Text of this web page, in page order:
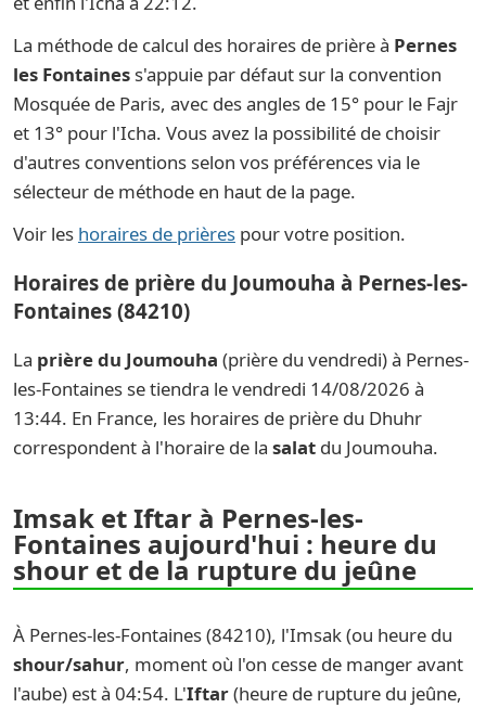
La méthode de calcul des horaires de prière à Pernes
les Fontaines s'appuie par défaut sur la convention
Mosquée de Paris, avec des angles de 15° pour le Fajr
et 13° pour l'Icha. Vous avez la possibilité de choisir
d'autres conventions selon vos préférences via le
sélecteur de méthode en haut de la page.
Voir les horaires de prières pour votre position.
Horaires de prière du Joumouha à Pernes-les-
Fontaines (84210)
La prière du Joumouha (prière du vendredi) à Pernes-
les-Fontaines se tiendra le vendredi 14/08/2026 à
13:44. En France, les horaires de prière du Dhuhr
correspondent à l'horaire de la salat du Joumouha.
Imsak et Iftar à Pernes-les-
Fontaines aujourd'hui : heure du
shour et de la rupture du jeûne
À Pernes-les-Fontaines (84210), l'Imsak (ou heure du
shour/sahur, moment où l'on cesse de manger avant
l'aube) est à 04:54. L'Iftar(heure de rupture du jeûne,